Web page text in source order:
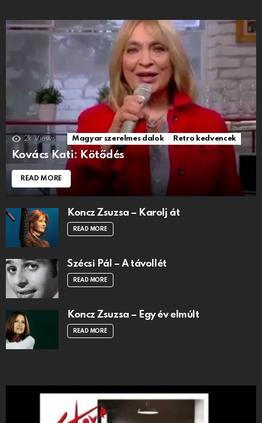
2k Views Magyar szerelmes dalok Retro kedvencek
Kovács Kati: Kötődés
READ MORE
Koncz Zsuzsa – Karolj át
READ MORE
Szécsi Pál – A távollét
READ MORE
Koncz Zsuzsa – Egy év elmúlt
READ MORE